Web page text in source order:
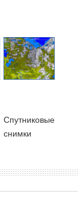
Cпутниковые
снимки